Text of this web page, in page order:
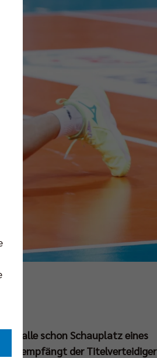
Halle schon Schauplatz eines
empfängt der Titelverteidiger